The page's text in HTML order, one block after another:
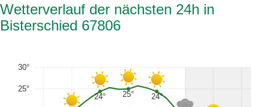
Wetterverlauf der nächsten 24h in
Bisterschied 67806
25°
30°
24° 25° 24°